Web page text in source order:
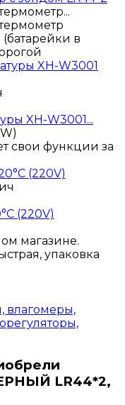
в
XH-W3001...
свои функции за
(220V)
магазине.
упаковка
влагомеры,
LR44*2,